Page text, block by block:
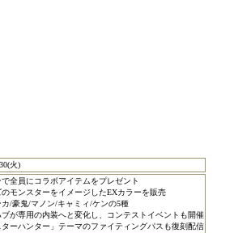
火)
で全員にコラボアイテムをプレゼント
のモンスターをイメージしたEXカラーを販売
/豪鬼/マノン/キャミィ/ケンの5種
ブが専用の内装へと変化し、コンテストイベントも開催
ターハンター」テーマのファイティングパスも復刻配信